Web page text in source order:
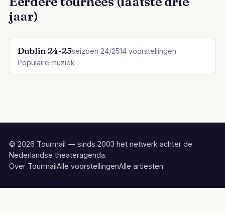
jaar)
Dublin 24-25seizoen 24/2514 voorstellingen
Populaire muziek
© 2026 Tourmail — sinds 2003 het netwerk achter de
Nederlandse theateragenda.
Over TourmailAlle voorstellingenAlle artiesten